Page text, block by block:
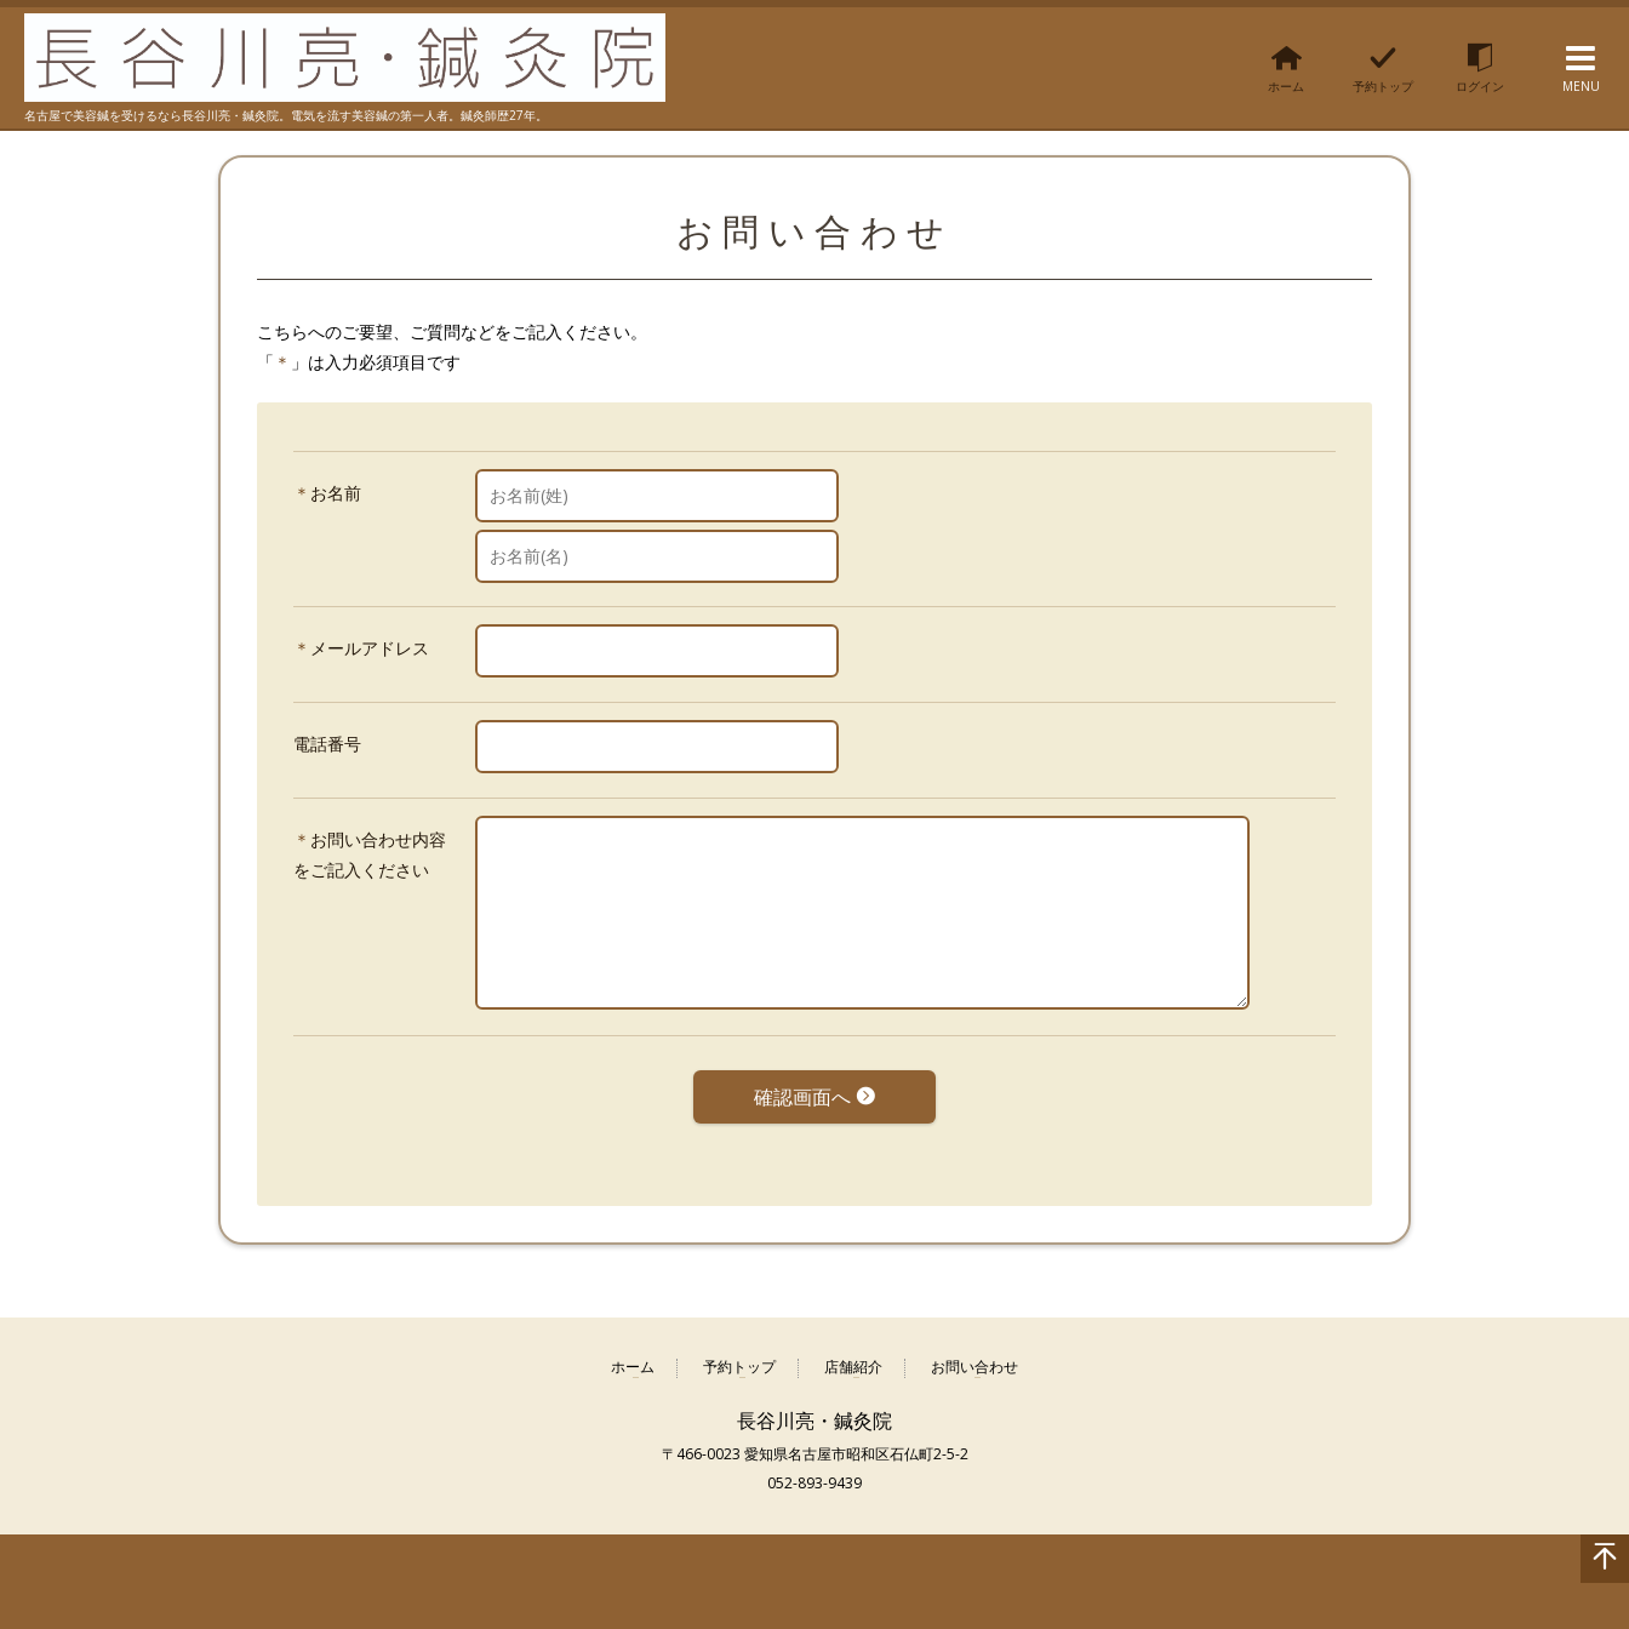
名古屋で美容鍼を受けるなら長谷川亮・鍼灸院。電気を流す美容鍼の第一人者。鍼灸師歴27年。
ホーム 予約トップ ログイン MENU
お問い合わせ
こちらへのご要望、ご質問などをご記入ください。
「 ＊ 」は入力必須項目です
＊ お名前
＊ メールアドレス
電話番号
＊ お問い合わせ内容
をご記入ください
確認画面へ
ホーム 予約トップ 店舗紹介 お問い合わせ
長谷川亮・鍼灸院
〒466-0023 愛知県名古屋市昭和区石仏町2-5-2
052-893-9439